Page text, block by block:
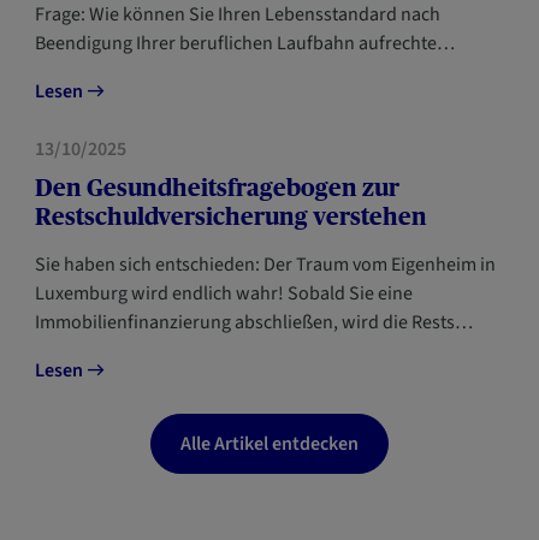
Frage: Wie können Sie Ihren Lebensstandard nach
Beendigung Ihrer beruflichen Laufbahn aufrechte…
Lesen
VORSORGE
13/10/2025
Den Gesundheitsfragebogen zur
Restschuldversicherung verstehen
Sie haben sich entschieden: Der Traum vom Eigenheim in
Luxemburg wird endlich wahr! Sobald Sie eine
Immobilienfinanzierung abschließen, wird die Rests…
Lesen
Alle Artikel entdecken